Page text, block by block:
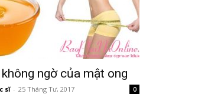
ngờ của mật ong
sĩ - 25 Tháng Tư, 2017 0